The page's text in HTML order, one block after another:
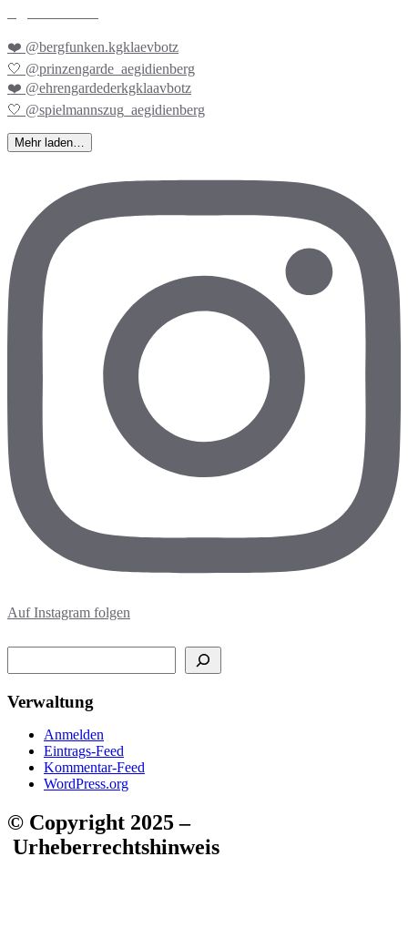
❤️ @bergfunken.kgklaevbotz
🤍 @prinzengarde_aegidienberg
❤️ @ehrengardederkgklaavbotz
🤍 @spielmannszug_aegidienberg
Mehr laden…
Auf Instagram folgen
Verwaltung
Anmelden
Eintrags-Feed
Kommentar-Feed
WordPress.org
© Copyright 2025 –
Urheberrechtshinweis